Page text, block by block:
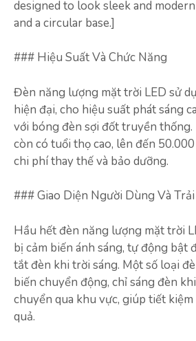
designed to look sleek and
and a circular base.]
### Hiệu Suất Và Chức Năng
Đèn năng lượng mặt trời LED sử
hiện đại, cho hiệu suất phát sáng
với bóng đèn sợi đốt truyền thống.
còn có tuổi thọ cao, lên đến
chi phí thay thế và bảo dưỡng.
### Giao Diện Người Dùng Và
Hầu hết đèn năng lượng mặt trời
bị cảm biến ánh sáng, tự động bật
tắt đèn khi trời sáng. Một số loại
biến chuyển động, chỉ sáng đèn
chuyển qua khu vực, giúp tiết
quả.